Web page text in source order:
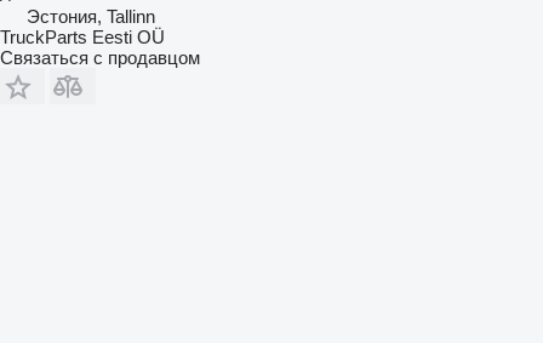
Эстония, Tallinn
TruckParts Eesti OÜ
Связаться с продавцом